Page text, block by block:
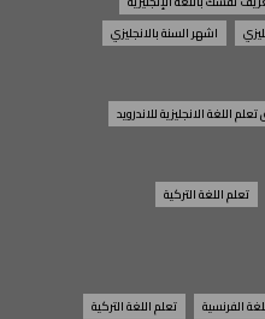
اشهر السنة بالانجليزي
اللغة الانجليزية للاندرويد
تعلم اللغة التركية
الفرنسية
تعلم اللغة التركية